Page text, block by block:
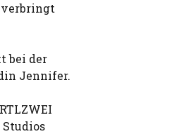
verbringt
bei der
Jennifer.
Studios